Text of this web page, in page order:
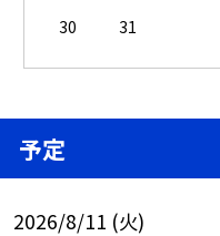
30
31
予定
2026/8/11 (火)